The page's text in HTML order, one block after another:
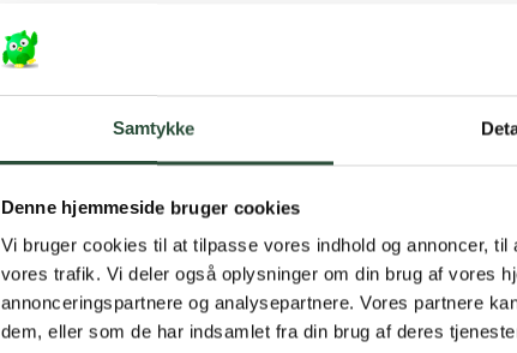
Samtykke
Denne hjemmeside bruger cookies
Vi bruger cookies til at tilpasse vores indhold og annoncer,
vores trafik. Vi deler også oplysninger om din brug af vores
annonceringspartnere og analysepartnere. Vores partnere
dem, eller som de har indsamlet fra din brug af deres